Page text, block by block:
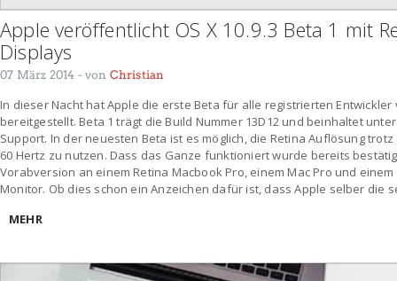
Apple veröffentlicht OS X 10.9.3 Beta 1 mit
Displays
07 März 2014 - von Christian
In dieser Nacht hat Apple die erste Beta für alle registrierten Entwickler
bereitgestellt. Beta 1 trägt die Build Nummer 13D12 und beinhaltet
Support. In der neuesten Beta ist es möglich, die Retina Auflösung
60 Hertz zu nutzen. Dass das Ganze funktioniert wurde bereits
Vorabversion an einem Retina Macbook Pro, einem Mac Pro und
Monitor. Ob dies schon ein Anzeichen dafür ist, dass Apple selber die
MEHR